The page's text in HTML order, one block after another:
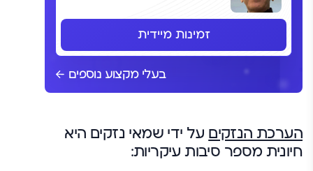
זמינות מיידית
בעלי מקצוע נוספים
הערכת הנזקים על ידי שמאי נזקים היא
חיונית מספר סיבות עיקריות: